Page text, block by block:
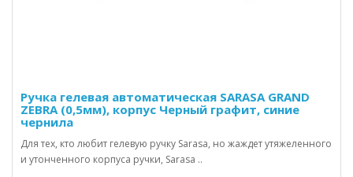
Ручка гелевая автоматическая SARASA GRAND
ZEBRA (0,5мм), корпус Черный графит, синие
чернила
Для тех, кто любит гелевую ручку Sarasa, но жаждет утяжеленного
и утонченного корпуса ручки, Sarasa ..